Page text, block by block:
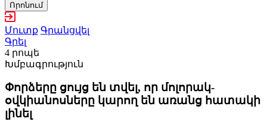
Որոնում
Մուտք Գրանցվել
Գրել
4 րոպե
Խմբագրություն
Փորձերը ցույց են տվել, որ մոլորակ-
օվկիանոսները կարող են առանց հատակի
լինել